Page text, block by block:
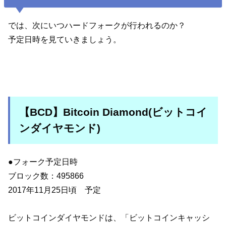
では、次にいつハードフォークが行われるのか？
予定日時を見ていきましょう。
【BCD】Bitcoin Diamond(ビットコイ
ンダイヤモンド)
●フォーク予定日時
ブロック数：495866
2017年11月25日頃 予定
ビットコインダイヤモンドは、「ビットコインキャッシ